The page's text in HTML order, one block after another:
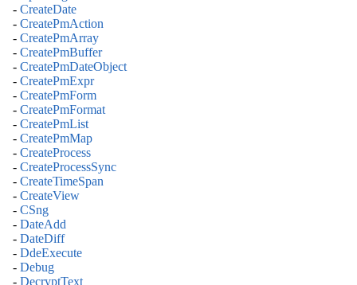
- CreateDate
- CreatePmAction
- CreatePmArray
- CreatePmBuffer
- CreatePmDateObject
- CreatePmExpr
- CreatePmForm
- CreatePmFormat
- CreatePmList
- CreatePmMap
- CreateProcess
- CreateProcessSync
- CreateTimeSpan
- CreateView
- CSng
- DateAdd
- DateDiff
- DdeExecute
- Debug
- DecryptText